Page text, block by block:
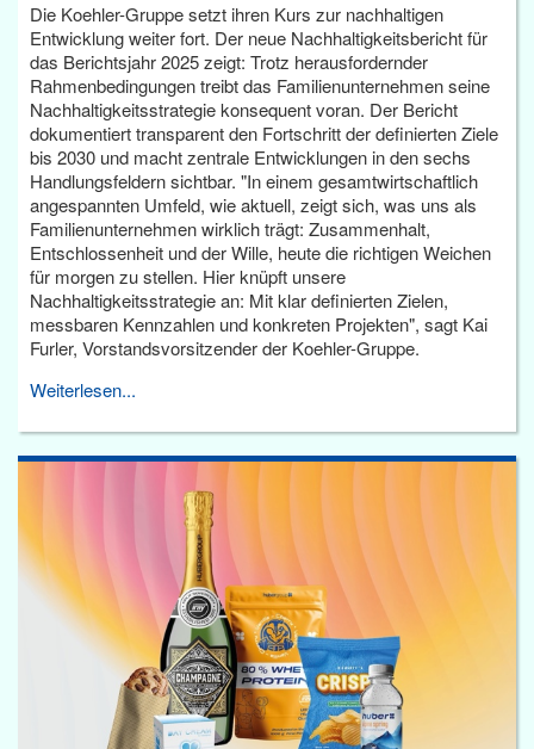
Die Koehler-Gruppe setzt ihren Kurs zur nachhaltigen
Entwicklung weiter fort. Der neue Nachhaltigkeitsbericht für
das Berichtsjahr 2025 zeigt: Trotz herausfordernder
Rahmenbedingungen treibt das Familienunternehmen seine
Nachhaltigkeitsstrategie konsequent voran. Der Bericht
dokumentiert transparent den Fortschritt der definierten Ziele
bis 2030 und macht zentrale Entwicklungen in den sechs
Handlungsfeldern sichtbar. "In einem gesamtwirtschaftlich
angespannten Umfeld, wie aktuell, zeigt sich, was uns als
Familienunternehmen wirklich trägt: Zusammenhalt,
Entschlossenheit und der Wille, heute die richtigen Weichen
für morgen zu stellen. Hier knüpft unsere
Nachhaltigkeitsstrategie an: Mit klar definierten Zielen,
messbaren Kennzahlen und konkreten Projekten", sagt Kai
Furler, Vorstandsvorsitzender der Koehler-Gruppe.
Weiterlesen...